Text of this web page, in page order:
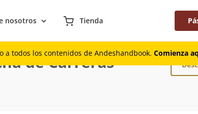
nosotros Tienda
a todos los contenidos de Andeshandbook. Comienza
de Carreras